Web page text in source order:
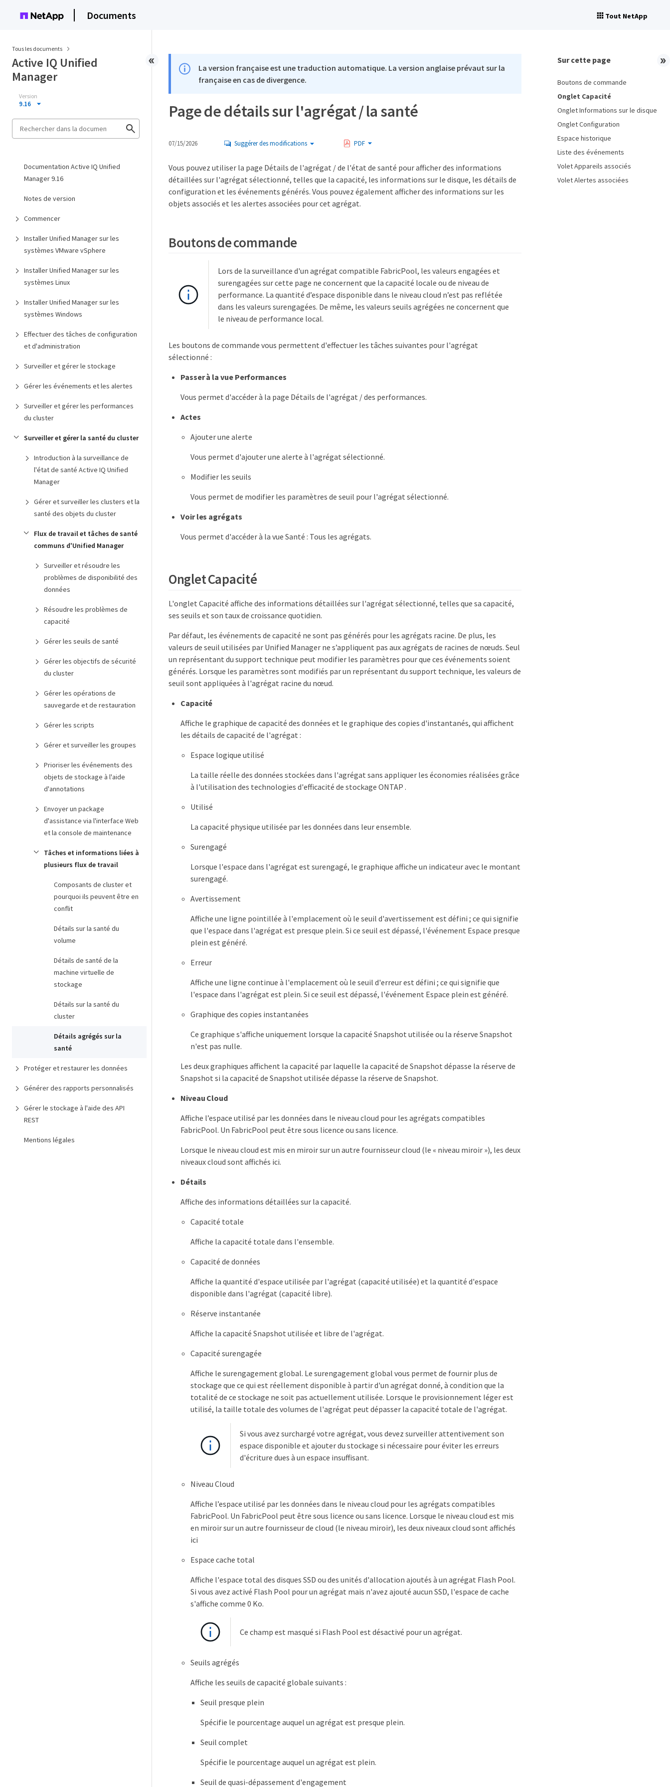
Documents Tout NetApp
Tous les documents
Active IQ Unified
Manager
Version
9.16
Documentation Active IQ Unified
Manager 9.16
Notes de version
Commencer
Installer Unified Manager sur les
systèmes VMware vSphere
Installer Unified Manager sur les
systèmes Linux
Installer Unified Manager sur les
systèmes Windows
Effectuer des tâches de configuration
et d'administration
Surveiller et gérer le stockage
Gérer les événements et les alertes
Surveiller et gérer les performances
du cluster
Surveiller et gérer la santé du cluster
Introduction à la surveillance de
l'état de santé Active IQ Unified
Manager
Gérer et surveiller les clusters et la
santé des objets du cluster
Flux de travail et tâches de santé
communs d'Unified Manager
Surveiller et résoudre les
problèmes de disponibilité des
données
Résoudre les problèmes de
capacité
Gérer les seuils de santé
Gérer les objectifs de sécurité
du cluster
Gérer les opérations de
sauvegarde et de restauration
Gérer les scripts
Gérer et surveiller les groupes
Prioriser les événements des
objets de stockage à l'aide
d'annotations
Envoyer un package
d'assistance via l'interface Web
et la console de maintenance
Tâches et informations liées à
plusieurs flux de travail
Composants de cluster et
pourquoi ils peuvent être en
conflit
Détails sur la santé du
volume
Détails de santé de la
machine virtuelle de
stockage
Détails sur la santé du
cluster
Détails agrégés sur la
santé
Protéger et restaurer les données
Générer des rapports personnalisés
Gérer le stockage à l'aide des API
REST
Mentions légales
La version française est une traduction automatique. La version anglaise prévaut sur la
française en cas de divergence.
Page de détails sur l'agrégat / la santé
07/15/2026 Suggérer des modifications PDF
Vous pouvez utiliser la page Détails de l'agrégat / de l'état de santé pour afficher des informations
détaillées sur l'agrégat sélectionné, telles que la capacité, les informations sur le disque, les détails de
configuration et les événements générés. Vous pouvez également afficher des informations sur les
objets associés et les alertes associées pour cet agrégat.
Boutons de commande
Lors de la surveillance d'un agrégat compatible FabricPool, les valeurs engagées et
surengagées sur cette page ne concernent que la capacité locale ou de niveau de
performance. La quantité d’espace disponible dans le niveau cloud n’est pas reflétée
dans les valeurs surengagées. De même, les valeurs seuils agrégées ne concernent que
le niveau de performance local.
Les boutons de commande vous permettent d'effectuer les tâches suivantes pour l'agrégat
sélectionné :
Passer à la vue Performances
Vous permet d'accéder à la page Détails de l'agrégat / des performances.
Actes
Ajouter une alerte
Vous permet d'ajouter une alerte à l'agrégat sélectionné.
Modifier les seuils
Vous permet de modifier les paramètres de seuil pour l'agrégat sélectionné.
Voir les agrégats
Vous permet d'accéder à la vue Santé : Tous les agrégats.
Onglet Capacité
L'onglet Capacité affiche des informations détaillées sur l'agrégat sélectionné, telles que sa capacité,
ses seuils et son taux de croissance quotidien.
Par défaut, les événements de capacité ne sont pas générés pour les agrégats racine. De plus, les
valeurs de seuil utilisées par Unified Manager ne s’appliquent pas aux agrégats de racines de nœuds. Seul
un représentant du support technique peut modifier les paramètres pour que ces événements soient
générés. Lorsque les paramètres sont modifiés par un représentant du support technique, les valeurs de
seuil sont appliquées à l'agrégat racine du nœud.
Capacité
Affiche le graphique de capacité des données et le graphique des copies d'instantanés, qui affichent
les détails de capacité de l'agrégat :
Espace logique utilisé
La taille réelle des données stockées dans l'agrégat sans appliquer les économies réalisées grâce
à l'utilisation des technologies d'efficacité de stockage ONTAP .
Utilisé
La capacité physique utilisée par les données dans leur ensemble.
Surengagé
Lorsque l'espace dans l'agrégat est surengagé, le graphique affiche un indicateur avec le montant
surengagé.
Avertissement
Affiche une ligne pointillée à l'emplacement où le seuil d'avertissement est défini ; ce qui signifie
que l'espace dans l'agrégat est presque plein. Si ce seuil est dépassé, l'événement Espace presque
plein est généré.
Erreur
Affiche une ligne continue à l'emplacement où le seuil d'erreur est défini ; ce qui signifie que
l'espace dans l'agrégat est plein. Si ce seuil est dépassé, l'événement Espace plein est généré.
Graphique des copies instantanées
Ce graphique s'affiche uniquement lorsque la capacité Snapshot utilisée ou la réserve Snapshot
n'est pas nulle.
Les deux graphiques affichent la capacité par laquelle la capacité de Snapshot dépasse la réserve de
Snapshot si la capacité de Snapshot utilisée dépasse la réserve de Snapshot.
Niveau Cloud
Affiche l’espace utilisé par les données dans le niveau cloud pour les agrégats compatibles
FabricPool. Un FabricPool peut être sous licence ou sans licence.
Lorsque le niveau cloud est mis en miroir sur un autre fournisseur cloud (le « niveau miroir »), les deux
niveaux cloud sont affichés ici.
Détails
Affiche des informations détaillées sur la capacité.
Capacité totale
Affiche la capacité totale dans l'ensemble.
Capacité de données
Affiche la quantité d'espace utilisée par l'agrégat (capacité utilisée) et la quantité d'espace
disponible dans l'agrégat (capacité libre).
Réserve instantanée
Affiche la capacité Snapshot utilisée et libre de l'agrégat.
Capacité surengagée
Affiche le surengagement global. Le surengagement global vous permet de fournir plus de
stockage que ce qui est réellement disponible à partir d'un agrégat donné, à condition que la
totalité de ce stockage ne soit pas actuellement utilisée. Lorsque le provisionnement léger est
utilisé, la taille totale des volumes de l'agrégat peut dépasser la capacité totale de l'agrégat.
Si vous avez surchargé votre agrégat, vous devez surveiller attentivement son
espace disponible et ajouter du stockage si nécessaire pour éviter les erreurs
d'écriture dues à un espace insuffisant.
Niveau Cloud
Affiche l’espace utilisé par les données dans le niveau cloud pour les agrégats compatibles
FabricPool. Un FabricPool peut être sous licence ou sans licence. Lorsque le niveau cloud est mis
en miroir sur un autre fournisseur de cloud (le niveau miroir), les deux niveaux cloud sont affichés
ici
Espace cache total
Affiche l'espace total des disques SSD ou des unités d'allocation ajoutés à un agrégat Flash Pool.
Si vous avez activé Flash Pool pour un agrégat mais n'avez ajouté aucun SSD, l'espace de cache
s'affiche comme 0 Ko.
Ce champ est masqué si Flash Pool est désactivé pour un agrégat.
Seuils agrégés
Affiche les seuils de capacité globale suivants :
Seuil presque plein
Spécifie le pourcentage auquel un agrégat est presque plein.
Seuil complet
Spécifie le pourcentage auquel un agrégat est plein.
Seuil de quasi-dépassement d'engagement
Sur cette page
Boutons de commande
Onglet Capacité
Onglet Informations sur le disque
Onglet Configuration
Espace historique
Liste des événements
Volet Appareils associés
Volet Alertes associées